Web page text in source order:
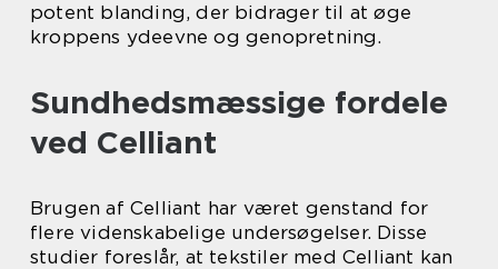
potent blanding, der bidrager til at øge
kroppens ydeevne og genopretning.
Sundhedsmæssige fordele
ved Celliant
Brugen af Celliant har været genstand for
flere videnskabelige undersøgelser. Disse
studier foreslår, at tekstiler med Celliant kan